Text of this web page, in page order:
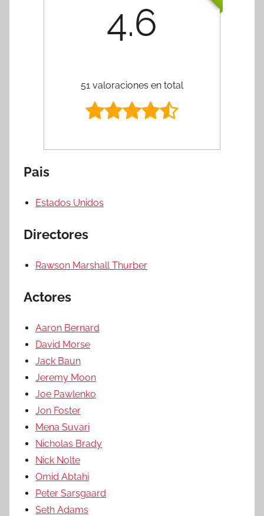
4.6
51 valoraciones en total
Pais
Estados Unidos
Directores
Rawson Marshall Thurber
Actores
Aaron Bernard
David Morse
Jack Baun
Jeremy Moon
Joe Pawlenko
Jon Foster
Mena Suvari
Nicholas Brady
Nick Nolte
Omid Abtahi
Peter Sarsgaard
Seth Adams